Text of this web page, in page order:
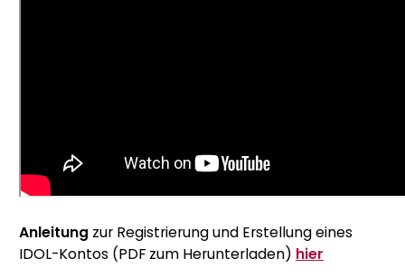
Anleitung zur Registrierung und Erstellung eines
IDOL-Kontos (PDF zum Herunterladen) hier